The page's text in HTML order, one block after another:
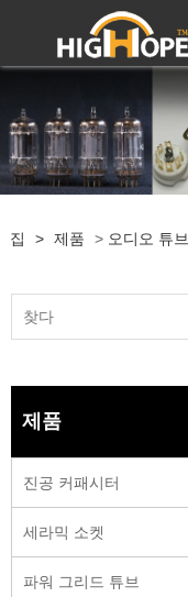
집 > 제품 > 오디오 튜브
제품
진공 커패시터
세라믹 소켓
파워 그리드 튜브